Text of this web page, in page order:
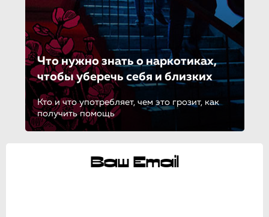
Что нужно знать о наркотиках,
чтобы уберечь себя и близких
Кто и что употребляет, чем это грозит, как
получить помощь
Ваш Email